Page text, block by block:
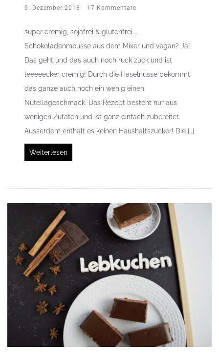
9. Dezember 2018 17 Kommentare
super cremig, sojafrei & glutenfrei …
Schokoladenmousse aus dem Mixer und vegan? Ja!
Das geht und das auch noch ruck zuck und ist
leeeeecker cremig! Durch die Haselnüsse bekommt
das ganze auch noch ein wenig einen
Nutellageschmack. Das Rezept besteht nur aus
wenigen Zutaten und ist ganz einfach zubereitet.
Ausserdem enthält es keinen Haushaltszucker! Die […]
Weiterlesen